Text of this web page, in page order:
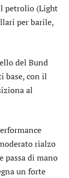
petrolio (Light
per barile,
del Bund
base, con il
al
rialzo
passa di mano
un forte